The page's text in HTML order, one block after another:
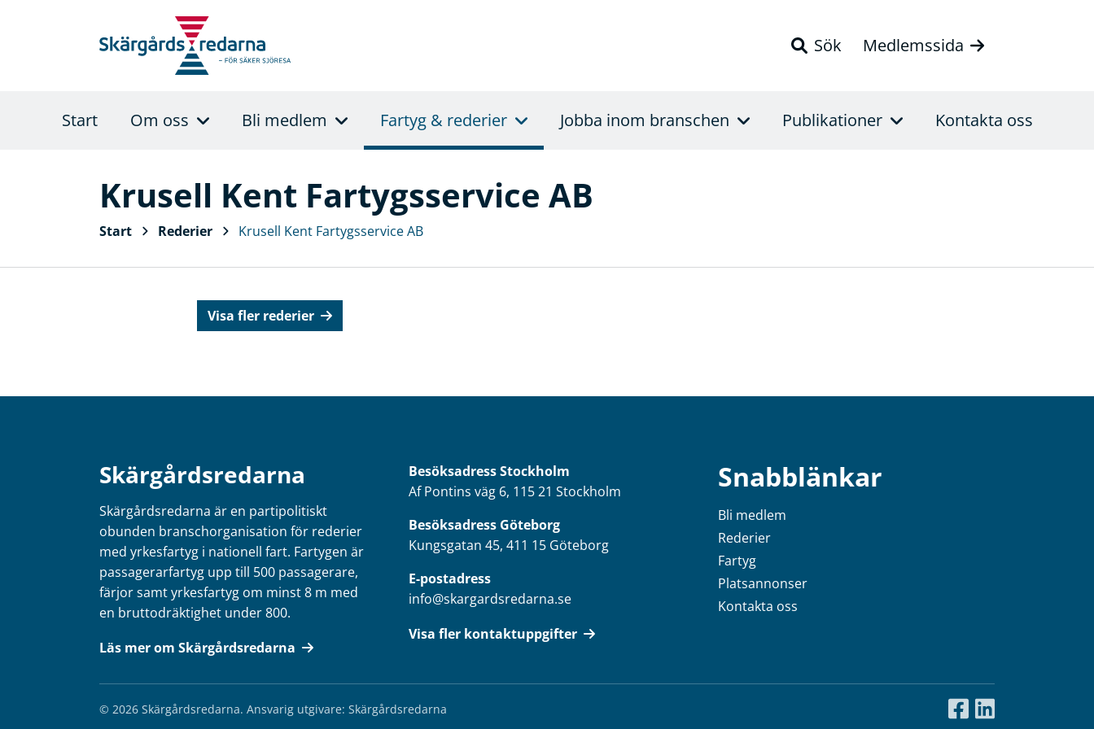
Sök Medlemssida
Start Om oss Bli medlem Fartyg & rederier Jobba inom branschen Publikationer Kontakta oss
Krusell Kent Fartygsservice AB
Start Rederier Krusell Kent Fartygsservice AB
Visa fler rederier
Skärgårdsredarna
Skärgårdsredarna är en partipolitiskt
obunden branschorganisation för rederier
med yrkesfartyg i nationell fart. Fartygen är
passagerarfartyg upp till 500 passagerare,
färjor samt yrkesfartyg om minst 8 m med
en bruttodräktighet under 800.
Läs mer om Skärgårdsredarna
BesöksadressStockholm
Af Pontins väg 6, 115 21 Stockholm
Besöksadress Göteborg
Kungsgatan 45, 411 15 Göteborg
E-postadress
info@skargardsredarna.se
Visa fler kontaktuppgifter
Snabblänkar
Bli medlem
Rederier
Fartyg
Platsannonser
Kontakta oss
© 2026 Skärgårdsredarna. Ansvarig utgivare: Skärgårdsredarna